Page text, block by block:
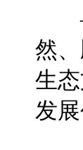
——
然
生
发